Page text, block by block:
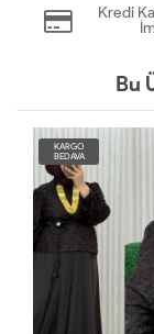
Kredi
Bu
KARGO
BEDAVA